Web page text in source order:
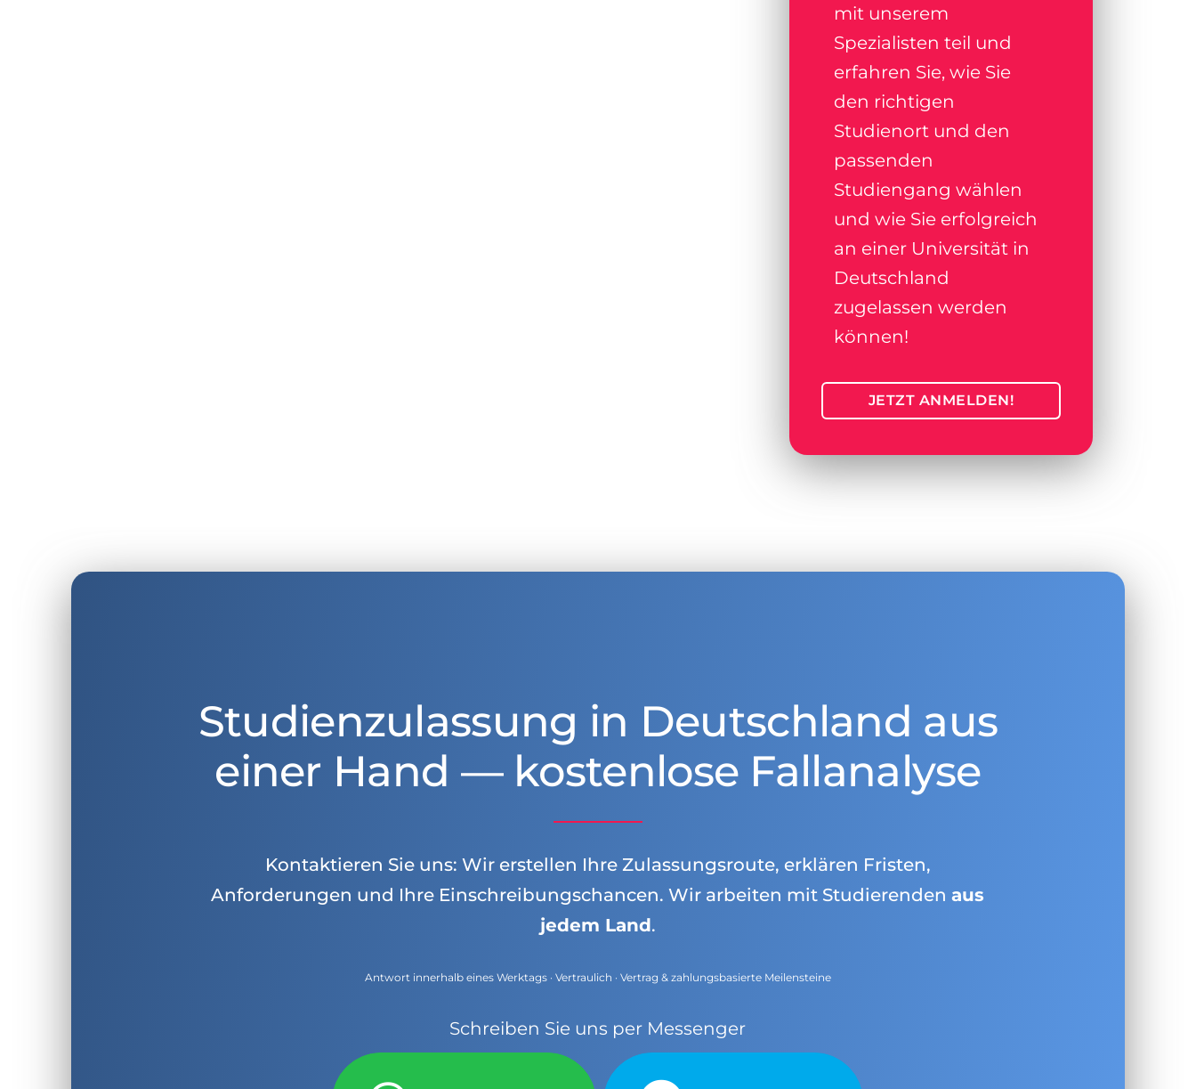
mit unserem
Spezialisten teil und
erfahren Sie, wie Sie
den richtigen
Studienort und den
passenden
Studiengang wählen
und wie Sie erfolgreich
an einer Universität in
Deutschland
zugelassen werden
können!
JETZT ANMELDEN!
Studienzulassung in Deutschland aus
einer Hand — kostenlose Fallanalyse
Kontaktieren Sie uns: Wir erstellen Ihre Zulassungsroute, erklären Fristen,
Anforderungen und Ihre Einschreibungschancen. Wir arbeiten mit Studierendenaus
jedem Land.
Antwort innerhalb eines Werktags · Vertraulich · Vertrag & zahlungsbasierte Meilensteine
Schreiben Sie uns per Messenger